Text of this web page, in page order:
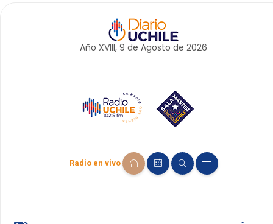
Año XVIII, 9 de Agosto de 2026
Radio en vivo